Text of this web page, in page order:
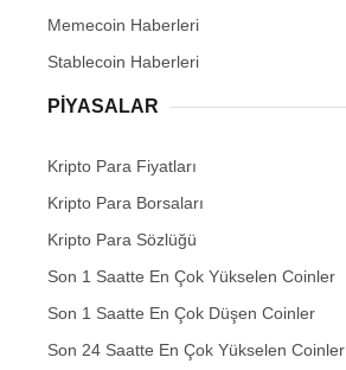
Memecoin Haberleri
Stablecoin Haberleri
PIYASALAR
Kripto Para Fiyatları
Kripto Para Borsaları
Kripto Para Sözlüğü
Son 1 Saatte En Çok Yükselen Coinler
Son 1 Saatte En Çok Düşen Coinler
Son 24 Saatte En Çok Yükselen Coinler